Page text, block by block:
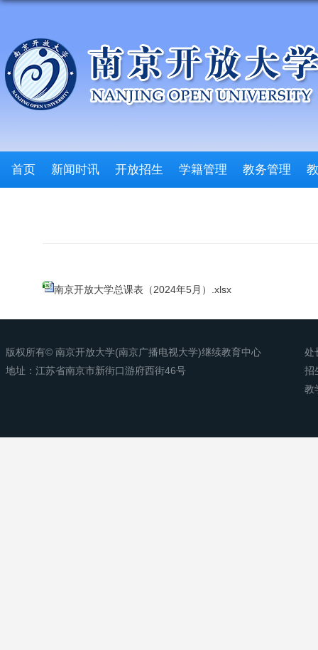
首页 新闻时讯 开放招生 学籍管理 教务管理
南京开放大学总课表（2024年5月）.xlsx
版权所有© 南京开放大学(南京广播电视大学)继续教育中心
地址：江苏省南京市新街口游府西街46号
处
招
教